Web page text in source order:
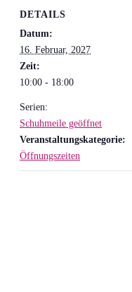
DETAILS
Datum:
16. Februar, 2027
Zeit:
10:00 - 18:00
Serien:
Schuhmeile geöffnet
Veranstaltungskategorie:
Öffnungszeiten